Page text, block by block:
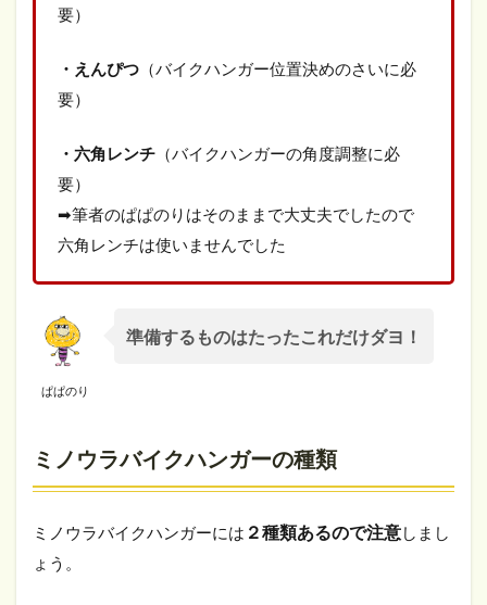
要）
・えんぴつ （バイクハンガー位置決めのさいに必
要）
・六角レンチ （バイクハンガーの角度調整に必
要）
➡筆者のぱぱのりはそのままで大丈夫でしたので
六角レンチは使いませんでした
ぱぱのり
準備するものはたったこれだけダヨ！
ミノウラバイクハンガーの種類
ミノウラバイクハンガーには ２種類あるので注意しまし
ょう。